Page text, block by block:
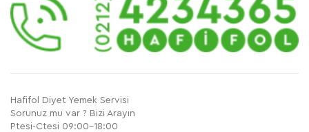
Hafifol Diyet Yemek Servisi
Sorunuz mu var ? Bizi Arayın
Ptesi-Ctesi 09:00-18:00